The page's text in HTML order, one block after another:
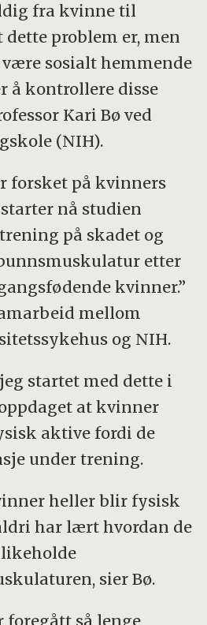
fra kvinne til
problem er, men
sosialt hemmende
å kontrollere disse
Kari Bø ved
(NIH).
forsket på kvinners
nå studien
på skadet og
etter
kvinner.”
mellom
og NIH.
startet med dette i
at kvinner
aktive fordi de
under trening.
heller blir fysisk
har lært hvordan de
sier Bø.
foregått så lenge